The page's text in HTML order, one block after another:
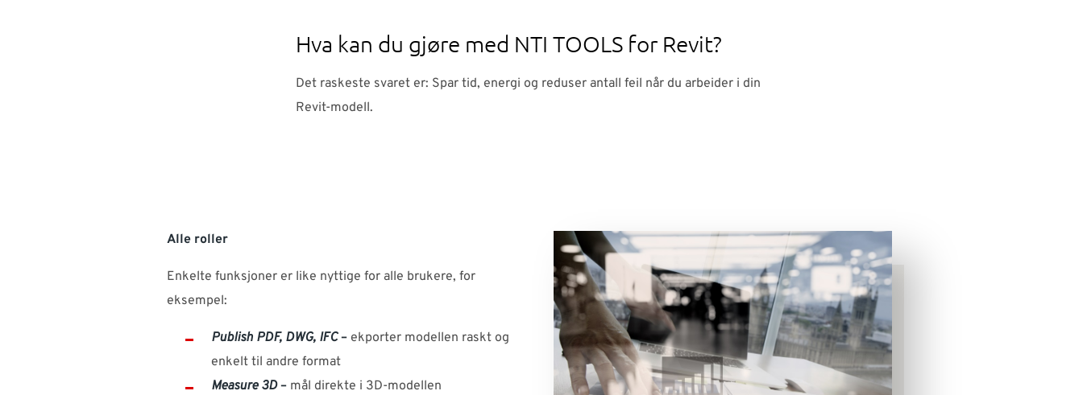
Hva kan du gjøre med NTI TOOLS for Revit?
Det raskeste svaret er: Spar tid, energi og reduser antall feil når du arbeider i din
Revit-modell.
Alle roller
Enkelte funksjoner er like nyttige for alle brukere, for
eksempel:
Publish PDF, DWG, IFC– ekporter modellen raskt og
enkelt til andre format
Measure 3D– mål direkte i 3D-modellen